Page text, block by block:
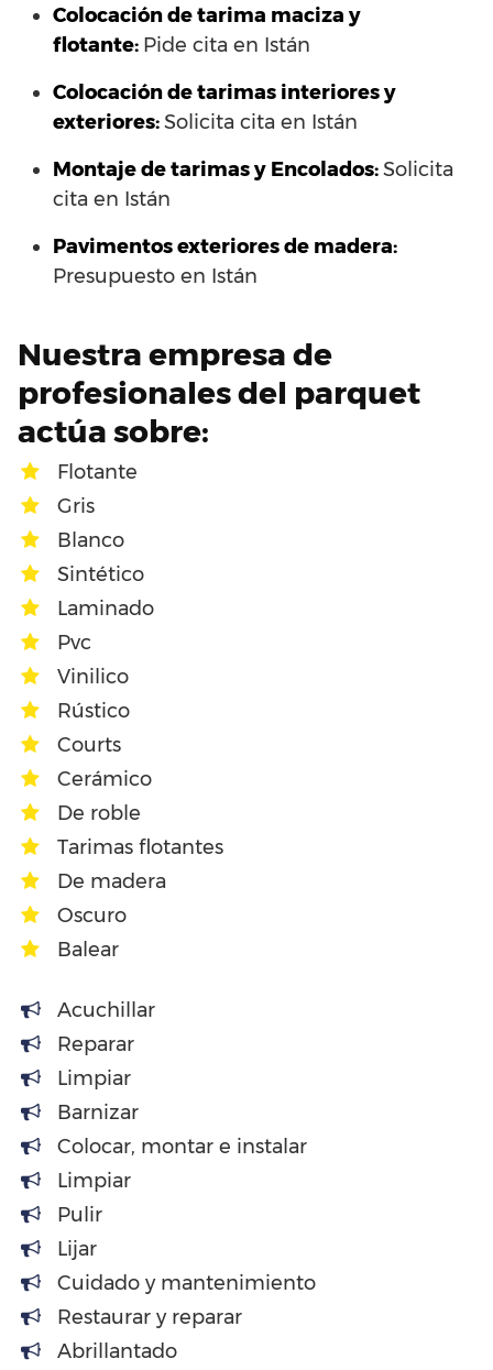
Colocación de tarima maciza y
flotante: Pide cita en Istán
Colocación de tarimas interiores y
exteriores:Solicita cita en Istán
Montaje de tarimas y Encolados:Solicita
cita en Istán
Pavimentos exteriores de madera:
Presupuesto en Istán
Nuestra empresa de
profesionales del parquet
actúa sobre:
Flotante
Gris
Blanco
Sintético
Laminado
Pvc
Vinilico
Rústico
Courts
Cerámico
De roble
Tarimas flotantes
De madera
Oscuro
Balear
Acuchillar
Reparar
Limpiar
Barnizar
Colocar, montar e instalar
Limpiar
Pulir
Lijar
Cuidado y mantenimiento
Restaurar y reparar
Abrillantado